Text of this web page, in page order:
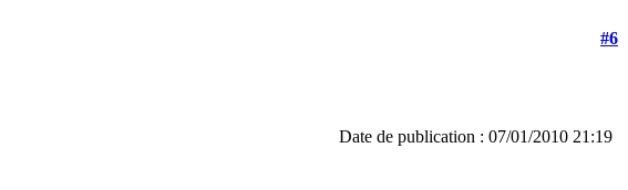
#6
Date de publication : 07/01/2010 21:19